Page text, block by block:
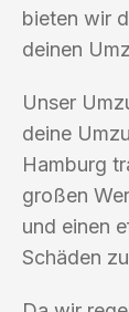
bieten wir
deinen
Unser
deine
Hamburg
großen
und einen
Schäden